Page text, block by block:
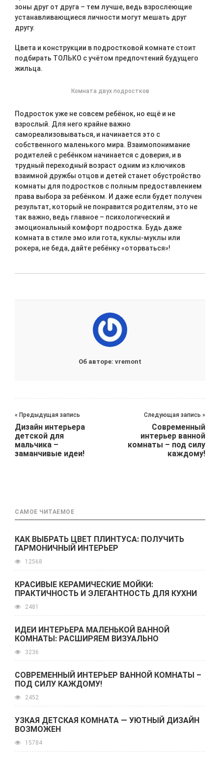
зоны друг от друга – тем лучше, ведь взрослеющие
устанавливающиеся личности могут мешать друг
другу.
Цвета и конструкции в подростковой комнате стоит
подбирать ТОЛЬКО с учётом предпочтений будущего
жильца.
Комната двух подростков
Подросток уже не совсем ребёнок, но ещё и не
взрослый. Для него крайне важно
самореализовываться, и начинается это с
собственного маленького мира. Взаимопонимание
родителей с ребёнком начинается с доверия, и в
трудный переходный возраст одним из ключиков
взаимной дружбы отцов и детей станет обустройство
комнаты для подростков с полным предоставлением
права выбора за ребёнком. И даже если будет получен
результат, который не понравится родителям, это не
так важно, ведь главное – психологический и
эмоциональный комфорт подростка. Будь даже
комната в стиле эмо или гота, куклы-муклы или
рокера, не беда, дайте ребёнку «оторваться»!
Об авторе: vremont
« Предыдущая запись
Дизайн интерьера
детской для
мальчика –
заманчивые идеи!
Следующая запись »
Современный
интерьер ванной
комнаты – под силу
каждому!
САМОЕ ЧИТАЕМОЕ
КАК ВЫБРАТЬ ЦВЕТ ПЛИНТУСА: ПОЛУЧИТЬ
ГАРМОНИЧНЫЙ ИНТЕРЬЕР
12568
КРАСИВЫЕ КЕРАМИЧЕСКИЕ МОЙКИ:
ПРАКТИЧНОСТЬ И ЭЛЕГАНТНОСТЬ ДЛЯ КУХНИ
2481
ИДЕИ ИНТЕРЬЕРА МАЛЕНЬКОЙ ВАННОЙ
КОМНАТЫ: РАСШИРЯЕМ ВИЗУАЛЬНО
3236
СОВРЕМЕННЫЙ ИНТЕРЬЕР ВАННОЙ КОМНАТЫ –
ПОД СИЛУ КАЖДОМУ!
2452
УЗКАЯ ДЕТСКАЯ КОМНАТА — УЮТНЫЙ ДИЗАЙН
ВОЗМОЖЕН
15784